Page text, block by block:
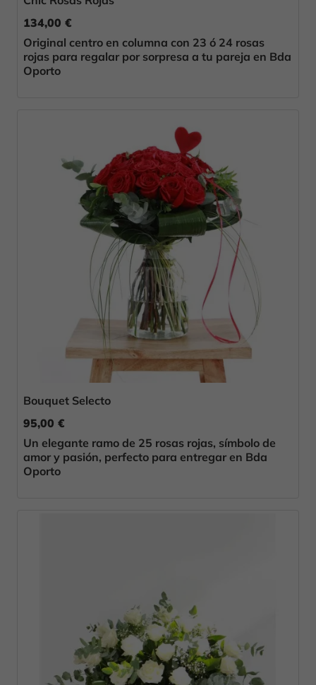
134,00 €
Original centro en columna con 23 ó 24 rosas
rojas para regalar por sorpresa a tu pareja en Bda
Oporto
Bouquet Selecto
95,00 €
Un elegante ramo de 25 rosas rojas, símbolo de
amor y pasión, perfecto para entregar en Bda
Oporto